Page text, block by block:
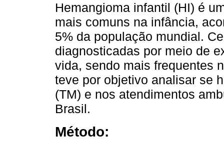
Hemangioma infantil (HI) é
mais comuns na infância,
5% da população mundial.
diagnosticadas por meio de
vida, sendo mais frequentes
teve por objetivo analisar se
(TM) e nos atendimentos
Brasil.
Método: